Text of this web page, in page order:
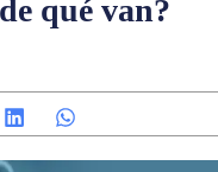
qué van?